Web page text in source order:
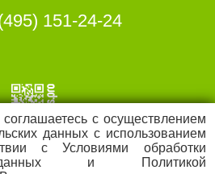
151-24-24
с осуществлением
данных с использованием
с Условиями обработки
данных и Политикой